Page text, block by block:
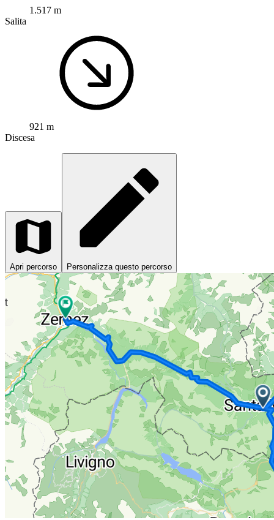
1.517 m
Salita
921 m
Discesa
Apri percorso Personalizza questo percorso